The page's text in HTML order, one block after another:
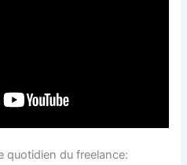
quotidien du freelance: